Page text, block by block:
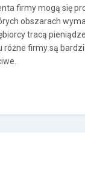
firmy mogą się
obszarach
tracą
różne firmy są